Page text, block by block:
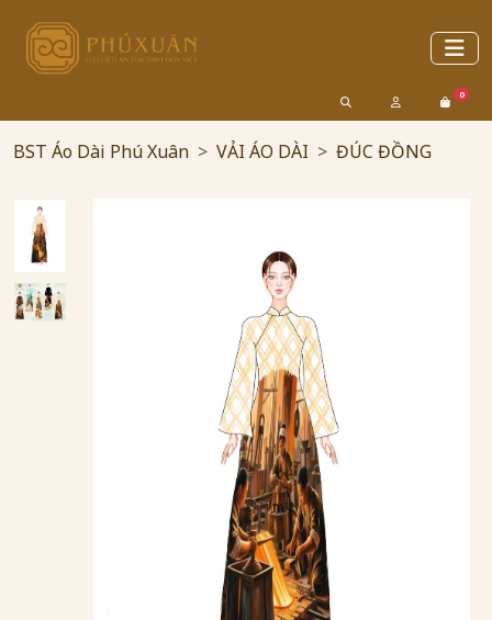
0
BST Áo Dài Phú Xuân VẢI ÁO DÀI ĐÚC ĐỒNG